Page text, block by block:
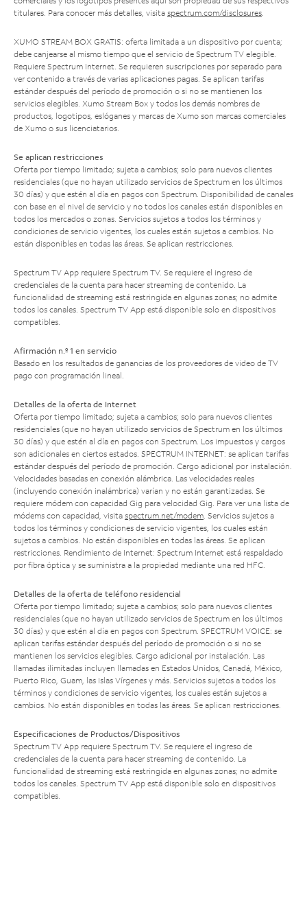
titulares. Para conocer más detalles, visita spectrum.com/disclosures.
XUMO STREAM BOX GRATIS: oferta limitada a un dispositivo por cuenta;
debe canjearse al mismo tiempo que el servicio de Spectrum TV elegible.
Requiere Spectrum Internet. Se requieren suscripciones por separado para
ver contenido a través de varias aplicaciones pagas. Se aplican tarifas
estándar después del período de promoción o si no se mantienen los
servicios elegibles. Xumo Stream Box y todos los demás nombres de
productos, logotipos, eslóganes y marcas de Xumo son marcas comerciales
de Xumo o sus licenciatarios.
Se aplican restricciones
Oferta por tiempo limitado; sujeta a cambios; solo para nuevos clientes
residenciales (que no hayan utilizado servicios de Spectrum en los últimos
30 días) y que estén al día en pagos con Spectrum. Disponibilidad de canales
con base en el nivel de servicio y no todos los canales están disponibles en
todos los mercados o zonas. Servicios sujetos a todos los términos y
condiciones de servicio vigentes, los cuales están sujetos a cambios. No
están disponibles en todas las áreas. Se aplican restricciones.
Spectrum TV App requiere Spectrum TV. Se requiere el ingreso de
credenciales de la cuenta para hacer streaming de contenido. La
funcionalidad de streaming está restringida en algunas zonas; no admite
todos los canales. Spectrum TV App está disponible solo en dispositivos
compatibles.
Afirmación n.º 1 en servicio
Basado en los resultados de ganancias de los proveedores de video de TV
pago con programación lineal.
Detalles de la oferta de Internet
Oferta por tiempo limitado; sujeta a cambios; solo para nuevos clientes
residenciales (que no hayan utilizado servicios de Spectrum en los últimos
30 días) y que estén al día en pagos con Spectrum. Los impuestos y cargos
son adicionales en ciertos estados. SPECTRUM INTERNET: se aplican tarifas
estándar después del período de promoción. Cargo adicional por instalación.
Velocidades basadas en conexión alámbrica. Las velocidades reales
(incluyendo conexión inalámbrica) varían y no están garantizadas. Se
requiere módem con capacidad Gig para velocidad Gig. Para ver una lista de
módems con capacidad, visita spectrum.net/modem. Servicios sujetos a
todos los términos y condiciones de servicio vigentes, los cuales están
sujetos a cambios. No están disponibles en todas las áreas. Se aplican
restricciones. Rendimiento de Internet: Spectrum Internet está respaldado
por fibra óptica y se suministra a la propiedad mediante una red HFC.
Detalles de la oferta de teléfono residencial
Oferta por tiempo limitado; sujeta a cambios; solo para nuevos clientes
residenciales (que no hayan utilizado servicios de Spectrum en los últimos
30 días) y que estén al día en pagos con Spectrum. SPECTRUM VOICE: se
aplican tarifas estándar después del período de promoción o si no se
mantienen los servicios elegibles. Cargo adicional por instalación. Las
llamadas ilimitadas incluyen llamadas en Estados Unidos, Canadá, México,
Puerto Rico, Guam, las Islas Vírgenes y más. Servicios sujetos a todos los
términos y condiciones de servicio vigentes, los cuales están sujetos a
cambios. No están disponibles en todas las áreas. Se aplican restricciones.
Especificaciones de Productos/Dispositivos
Spectrum TV App requiere Spectrum TV. Se requiere el ingreso de
credenciales de la cuenta para hacer streaming de contenido. La
funcionalidad de streaming está restringida en algunas zonas; no admite
todos los canales. Spectrum TV App está disponible solo en dispositivos
compatibles.